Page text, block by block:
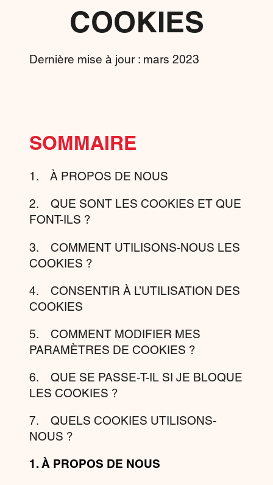
COOKIES
Dernière mise à jour : mars 2023
SOMMAIRE
1. À PROPOS DE NOUS
2. QUE SONT LES COOKIES ET QUE
FONT-ILS ?
3. COMMENT UTILISONS-NOUS LES
COOKIES ?
4. CONSENTIR À L’UTILISATION DES
COOKIES
5. COMMENT MODIFIER MES
PARAMÈTRES DE COOKIES ?
6. QUE SE PASSE-T-IL SI JE BLOQUE
LES COOKIES ?
7. QUELS COOKIES UTILISONS-
NOUS ?
1. À PROPOS DE NOUS